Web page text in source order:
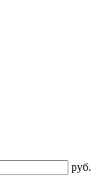
руб.